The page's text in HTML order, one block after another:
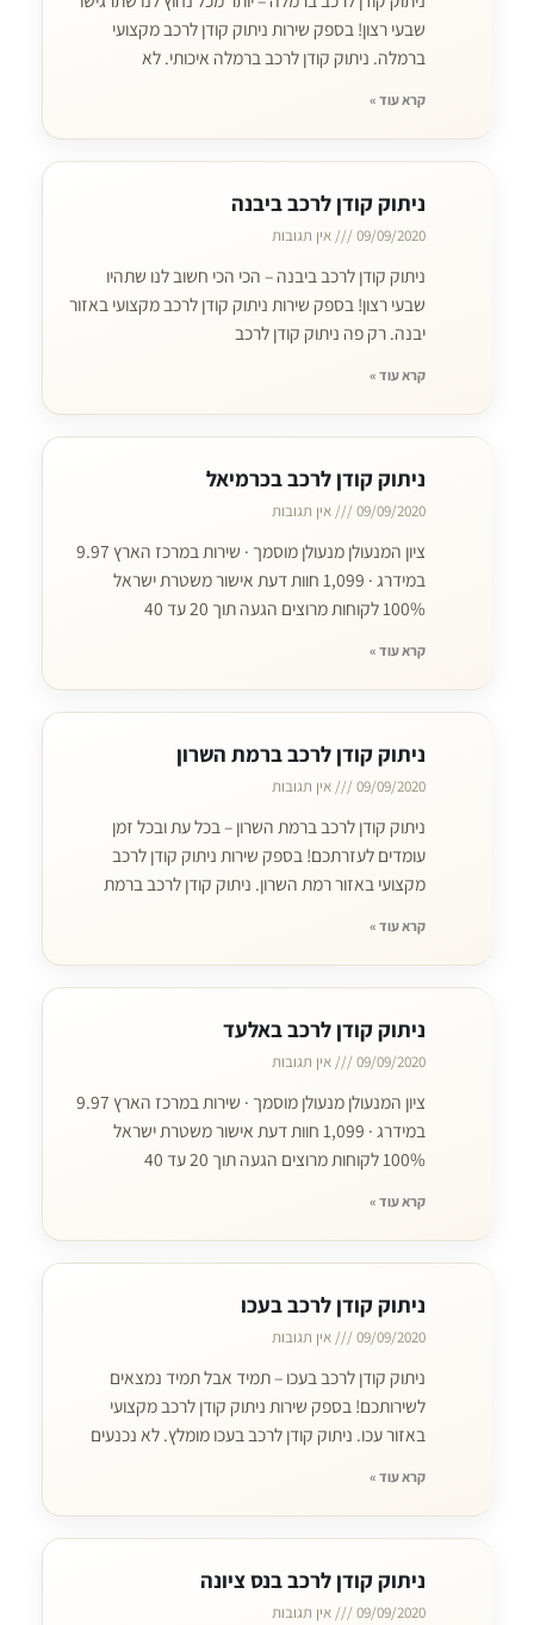
שבעי רצון! בספק שירות ניתוק קודן לרכב מקצועי
ברמלה. ניתוק קודן לרכב ברמלה איכותי. לא
קרא עוד »
ניתוק קודן לרכב ביבנה
09/09/2020 אין תגובות
ניתוק קודן לרכב ביבנה – הכי הכי חשוב לנו שתהיו
שבעי רצון! בספק שירות ניתוק קודן לרכב מקצועי באזור
יבנה. רק פה ניתוק קודן לרכב
קרא עוד »
ניתוק קודן לרכב בכרמיאל
09/09/2020 אין תגובות
ציון המנעולן מנעולן מוסמך · שירות במרכז הארץ 9.97
במידרג · 1,099 חוות דעת אישור משטרת ישראל
100% לקוחות מרוצים הגעה תוך 20 עד 40
קרא עוד »
ניתוק קודן לרכב ברמת השרון
09/09/2020 אין תגובות
ניתוק קודן לרכב ברמת השרון – בכל עת ובכל זמן
עומדים לעזרתכם! בספק שירות ניתוק קודן לרכב
מקצועי באזור רמת השרון. ניתוק קודן לרכב ברמת
קרא עוד »
ניתוק קודן לרכב באלעד
09/09/2020 אין תגובות
ציון המנעולן מנעולן מוסמך · שירות במרכז הארץ 9.97
במידרג · 1,099 חוות דעת אישור משטרת ישראל
100% לקוחות מרוצים הגעה תוך 20 עד 40
קרא עוד »
ניתוק קודן לרכב בעכו
09/09/2020 אין תגובות
ניתוק קודן לרכב בעכו – תמיד אבל תמיד נמצאים
לשירותכם! בספק שירות ניתוק קודן לרכב מקצועי
באזור עכו. ניתוק קודן לרכב בעכו מומלץ. לא נכנעים
קרא עוד »
ניתוק קודן לרכב בנס ציונה
09/09/2020 אין תגובות